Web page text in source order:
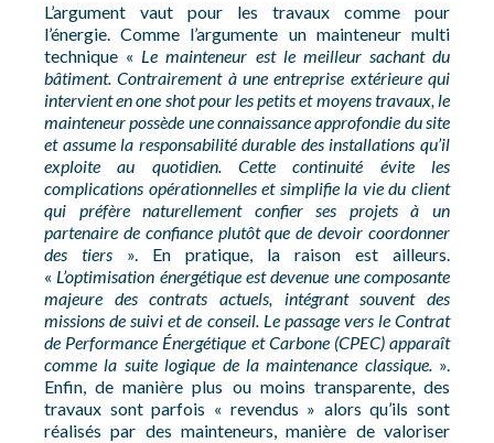
L’argument vaut pour les travaux comme pour
l’énergie. Comme l’argumente un mainteneur multi
technique « Le mainteneur est le meilleur sachant du
bâtiment. Contrairement à une entreprise extérieure qui
intervient en one shot pour les petits et moyens travaux, le
mainteneur possède une connaissance approfondie du site
et assume la responsabilité durable des installations qu’il
exploite au quotidien. Cette continuité évite les
complications opérationnelles et simplifie la vie du client
qui préfère naturellement confier ses projets à un
partenaire de confiance plutôt que de devoir coordonner
des tiers ». En pratique, la raison est ailleurs.
« L’optimisation énergétique est devenue une composante
majeure des contrats actuels, intégrant souvent des
missions de suivi et de conseil. Le passage vers le Contrat
de Performance Énergétique et Carbone (CPEC) apparaît
comme la suite logique de la maintenance classique. ».
Enfin, de manière plus ou moins transparente, des
travaux sont parfois « revendus » alors qu’ils sont
réalisés par des mainteneurs, manière de valoriser